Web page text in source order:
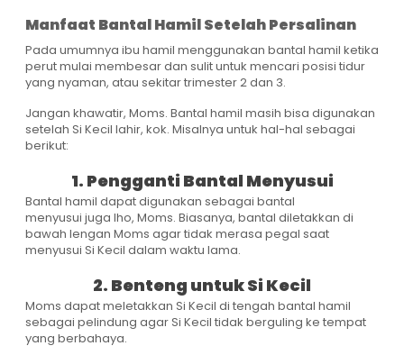
Manfaat Bantal Hamil Setelah Persalinan
Pada umumnya ibu hamil menggunakan bantal hamil ketika
perut mulai membesar dan sulit untuk mencari posisi tidur
yang nyaman, atau sekitar trimester 2 dan 3.
Jangan khawatir, Moms. Bantal hamil masih bisa digunakan
setelah Si Kecil lahir, kok. Misalnya untuk hal-hal sebagai
berikut:
1. Pengganti Bantal Menyusui
Bantal hamil dapat digunakan sebagai bantal
menyusui juga lho, Moms. Biasanya, bantal diletakkan di
bawah lengan Moms agar tidak merasa pegal saat
menyusui Si Kecil dalam waktu lama.
2. Benteng untuk Si Kecil
Moms dapat meletakkan Si Kecil di tengah bantal hamil
sebagai pelindung agar Si Kecil tidak berguling ke tempat
yang berbahaya.